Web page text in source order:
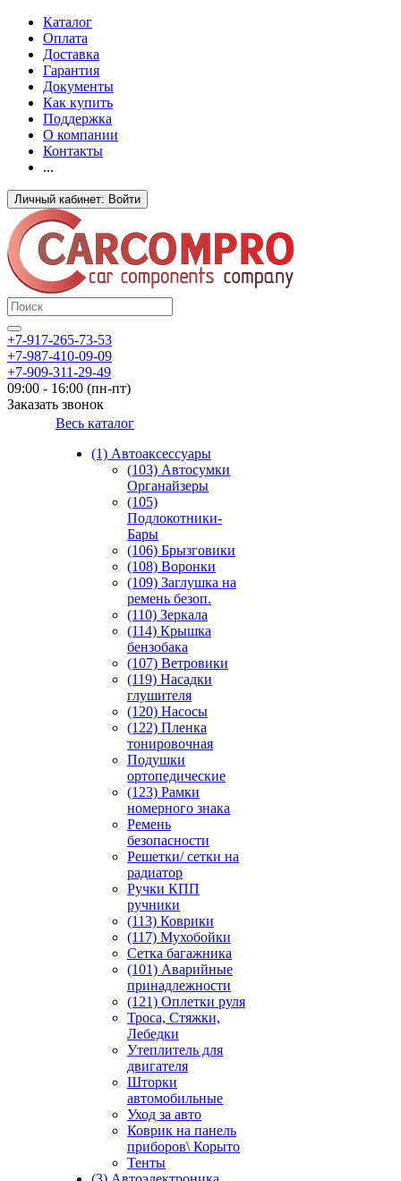
Каталог
Оплата
Доставка
Гарантия
Документы
Как купить
Поддержка
О компании
Контакты
...
Личный кабинет: Войти
+7-917-265-73-53
+7-987-410-09-09
+7-909-311-29-49
09:00 - 16:00 (пн-пт)
Заказать звонок
Весь каталог
(1) Автоаксессуары
(103) Автосумки
Органайзеры
(105)
Подлокотники-
Бары
(106) Брызговики
(108) Воронки
(109) Заглушка на
ремень безоп.
(110) Зеркала
(114) Крышка
бензобака
(107) Ветровики
(119) Насадки
глушителя
(120) Насосы
(122) Пленка
тонировочная
Подушки
ортопедические
(123) Рамки
номерного знака
Ремень
безопасности
Решетки/ сетки на
радиатор
Ручки КПП
ручники
(113) Коврики
(117) Мухобойки
Сетка багажника
(101) Аварийные
принадлежности
(121) Оплетки руля
Троса, Стяжки,
Лебедки
Утеплитель для
двигателя
Шторки
автомобильные
Уход за авто
Коврик на панель
приборов\ Корыто
Тенты